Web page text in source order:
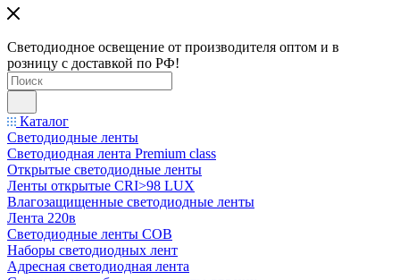
Светодиодное освещение от производителя оптом и в
розницу с доставкой по РФ!
Каталог
Светодиодные ленты
Светодиодная лента Premium class
Открытые светодиодные ленты
Ленты открытые CRI>98 LUX
Влагозащищенные светодиодные ленты
Лента 220в
Светодиодные ленты COB
Наборы светодиодных лент
Адресная светодиодная лента